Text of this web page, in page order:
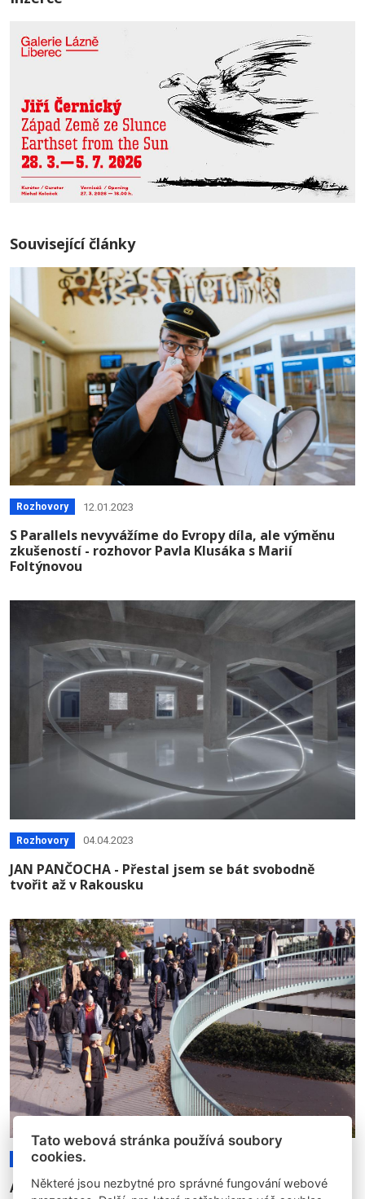
Související články
Rozhovory 12.01.2023
S Parallels nevyvážíme do Evropy díla, ale výměnu
zkušeností - rozhovor Pavla Klusáka s Marií
Foltýnovou
Rozhovory 04.04.2023
JAN PANČOCHA - Přestal jsem se bát svobodně
tvořit až v Rakousku
Rozhovory
Audiowalk jako kolaborativní praxe ve veřejném
Tato webová stránka používá soubory
cookies.
Některé jsou nezbytné pro správné fungování webové